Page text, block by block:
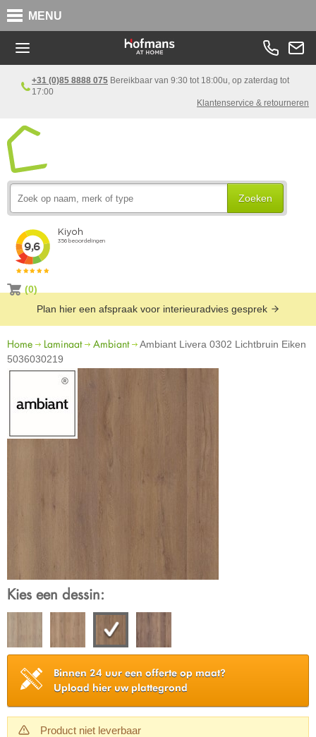
MENU
+31 (0)85 8888 075 Bereikbaar van 9:30 tot 18:00u, op zaterdag tot
17:00
Klantenservice & retourneren
Zoeken
(0)
Plan hier een afspraak voor interieuradvies gesprek
Home Laminaat Ambiant
Ambiant Livera 0302 Lichtbruin Eiken
5036030219
Kies een dessin:
Binnen 24 uur een offerte op maat?
Upload hier uw plattegrond
Product niet leverbaar